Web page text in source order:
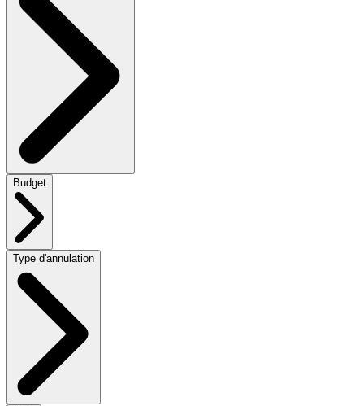
Budget
Type d'annulation